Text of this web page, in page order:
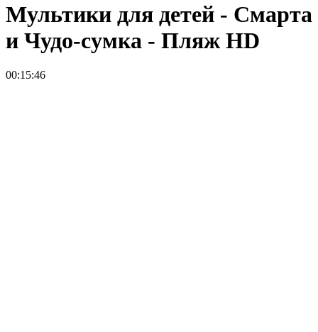
Мультики для детей - Смарта
и Чудо-сумка - Пляж HD
00:15:46